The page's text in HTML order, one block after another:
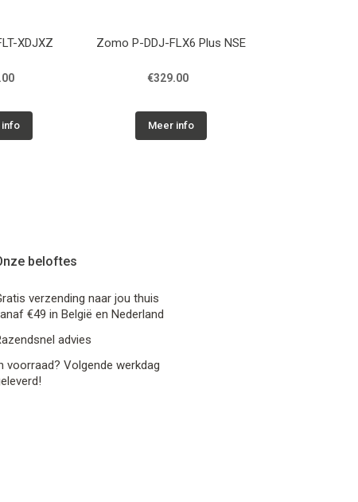
XDJXZ
info
Zomo P-DDJ-FLX6 Plus NSE
€329.00
Meer info
beloftes
verzending naar jou thuis
€49 in België en Nederland
advies
voorraad? Volgende werkdag